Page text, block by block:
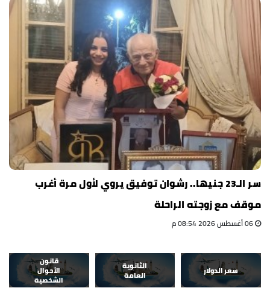
سر الـ23 جنيها.. رشوان توفيق يروي لأول مرة أغرب
موقف مع زوجته الراحلة
سعر الدولار
الثانوية
العامة
قانون
الأحوال
الشخصية